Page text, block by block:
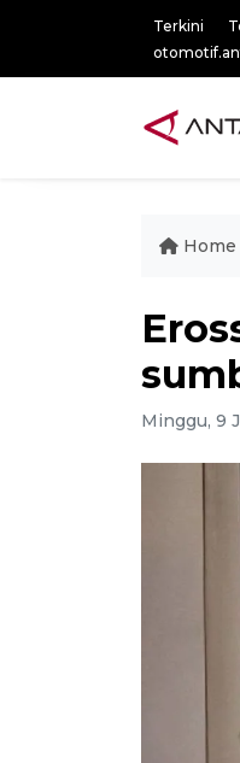
Terkini
Home
Minggu, 9